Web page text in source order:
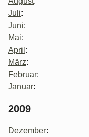
Juli:
Juni:
Mai:
April :
März:
Februar:
Januar:
2009
Dezember: